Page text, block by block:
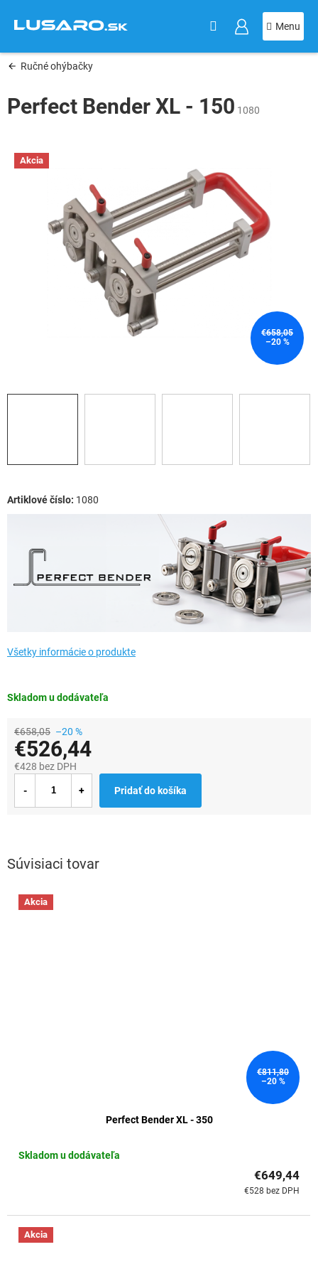
obsah
Ručné ohýbačky
Perfect Bender XL - 150 1080
€658,05
–20 %
Akcia
Skladom u dodávateľa
Všetky informácie o produkte
1080
€658,05 –20 %
€526,44
€428 bez DPH
cena:
Pridať do košíka
Súvisiaci tovar
Akcia
€811,80
–20 %
Perfect Bender XL - 350
Skladom u dodávateľa
€528 bez DPH
€649,44
Akcia